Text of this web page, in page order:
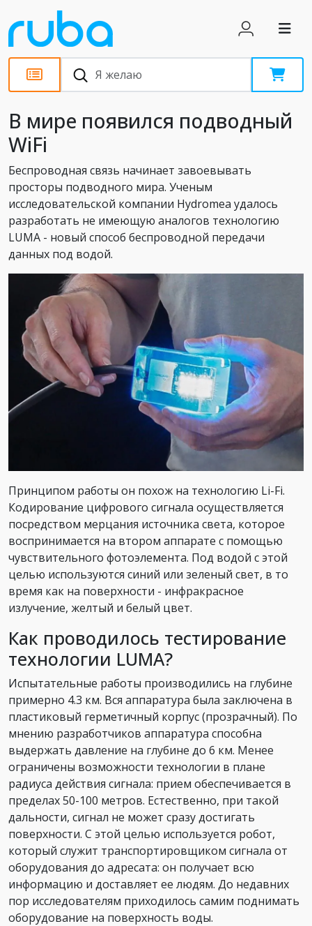
Новости
В мире появился подводный
WiFi
Беспроводная связь начинает завоевывать
просторы подводного мира. Ученым
исследовательской компании Hydromea удалось
разработать не имеющую аналогов технологию
LUMA - новый способ беспроводной передачи
данных под водой.
Принципом работы он похож на технологию Li-Fi.
Кодирование цифрового сигнала осуществляется
посредством мерцания источника света, которое
воспринимается на втором аппарате с помощью
чувствительного фотоэлемента. Под водой с этой
целью используются синий или зеленый свет, в то
время как на поверхности - инфракрасное
излучение, желтый и белый цвет.
Как проводилось тестирование
технологии LUMA?
Испытательные работы производились на глубине
примерно 4.3 км. Вся аппаратура была заключена в
пластиковый герметичный корпус (прозрачный). По
мнению разработчиков аппаратура способна
выдержать давление на глубине до 6 км. Менее
ограничены возможности технологии в плане
радиуса действия сигнала: прием обеспечивается в
пределах 50-100 метров. Естественно, при такой
дальности, сигнал не может сразу достигать
поверхности. С этой целью используется робот,
который служит транспортировщиком сигнала от
оборудования до адресата: он получает всю
информацию и доставляет ее людям. До недавних
пор исследователям приходилось самим поднимать
оборудование на поверхность воды.